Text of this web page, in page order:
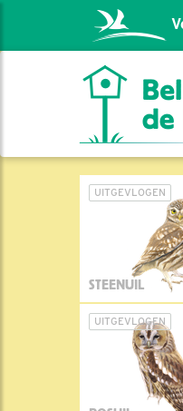
UITGEVLOGEN
STEENUIL
UITGEVLOGEN